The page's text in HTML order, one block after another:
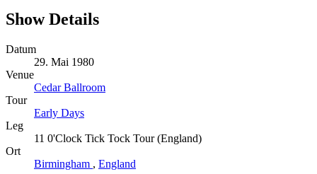
Show Details
Datum
29. Mai 1980
Venue
Cedar Ballroom
Tour
Early Days
Leg
11 0'Clock Tick Tock Tour (England)
Ort
Birmingham , England